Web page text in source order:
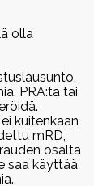
olla
PRA:ta tai
kuitenkaan
mRD,
osalta
saa käyttää